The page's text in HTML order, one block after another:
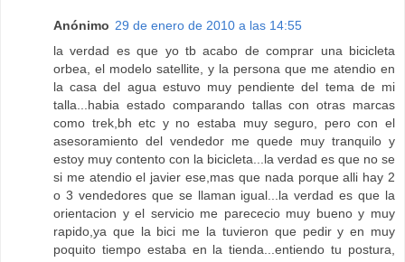
Anónimo 29 de enero de 2010 a las 14:55
la verdad es que yo tb acabo de comprar una bicicleta
orbea, el modelo satellite, y la persona que me atendio en
la casa del agua estuvo muy pendiente del tema de mi
talla...habia estado comparando tallas con otras marcas
como trek,bh etc y no estaba muy seguro, pero con el
asesoramiento del vendedor me quede muy tranquilo y
estoy muy contento con la bicicleta...la verdad es que no se
si me atendio el javier ese,mas que nada porque alli hay 2
o 3 vendedores que se llaman igual...la verdad es que la
orientacion y el servicio me parececio muy bueno y muy
rapido,ya que la bici me la tuvieron que pedir y en muy
poquito tiempo estaba en la tienda...entiendo tu postura,